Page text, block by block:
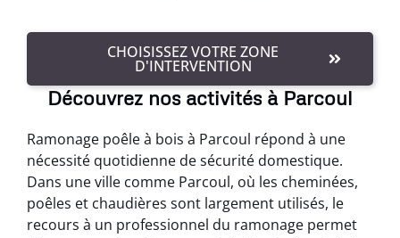
CHOISISSEZ VOTRE ZONE
D'INTERVENTION
Découvrez nos activités à Parcoul
Ramonage poêle à bois à Parcoul répond à une
nécessité quotidienne de sécurité domestique.
Dans une ville comme Parcoul, où les cheminées,
poêles et chaudières sont largement utilisés, le
recours à un professionnel du ramonage permet